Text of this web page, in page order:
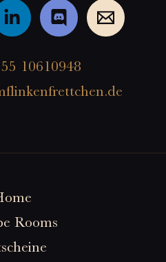
10610948
Rooms